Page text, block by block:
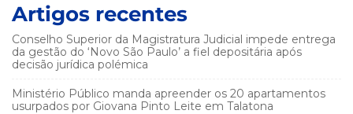
Artigos recentes
Conselho Superior da Magistratura Judicial impede entrega
da gestão do ‘Novo São Paulo’ a fiel depositária após
decisão jurídica polémica
Ministério Público manda apreender os 20 apartamentos
usurpados por Giovana Pinto Leite em Talatona